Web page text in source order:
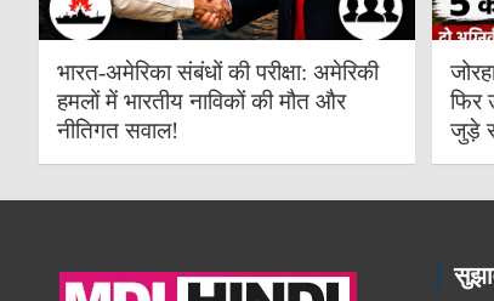
भारत-अमेरिका संबंधों की परीक्षा: अमेरिकी
हमलों में भारतीय नाविकों की मौत और
नीतिगत सवाल!
फिर
जुड़े